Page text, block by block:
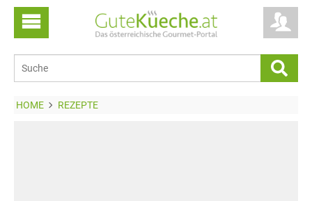
HOME REZEPTE